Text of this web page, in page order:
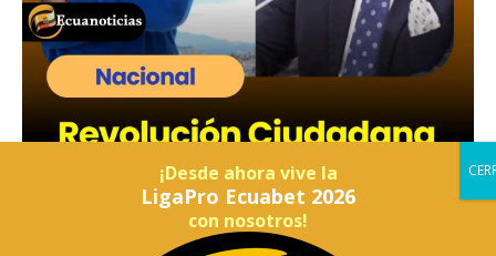
¡Desde ahora vive la
LigaPro Ecuabet 2026
con nosotros!